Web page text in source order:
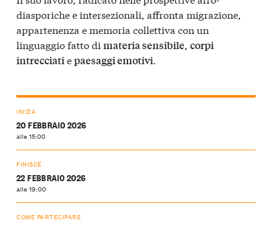
diasporiche e intersezionali, affronta migrazione,
appartenenza e memoria collettiva con un
linguaggio fatto di materia sensibile, corpi
intrecciatiepaesaggi emotivi.
INIZIA
20 FEBBRAIO 2026
alle 15:00
FINISCE
22 FEBBRAIO 2026
alle 19:00
COME PARTECIPARE